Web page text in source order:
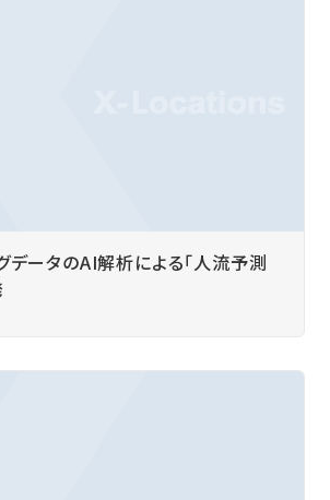
データのAI解析による「人流予測